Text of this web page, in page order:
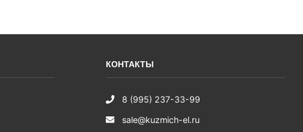
КОНТАКТЫ
8 (995) 237-33-99
sale@kuzmich-el.ru